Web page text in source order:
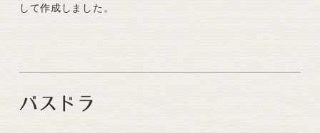
して作成しました。
バスドラ